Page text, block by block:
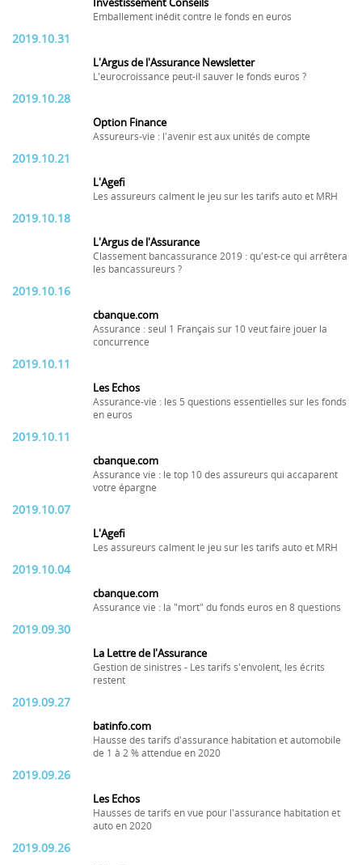
Investissement Conseils
Emballement inédit contre le fonds en euros
2019.10.31
L'Argus de l'Assurance Newsletter
L'eurocroissance peut-il sauver le fonds euros ?
2019.10.28
Option Finance
Assureurs-vie : l'avenir est aux unités de compte
2019.10.21
L'Agefi
Les assureurs calment le jeu sur les tarifs auto et MRH
2019.10.18
L'Argus de l'Assurance
Classement bancassurance 2019 : qu'est-ce qui arrêtera
les bancassureurs ?
2019.10.16
cbanque.com
Assurance : seul 1 Français sur 10 veut faire jouer la
concurrence
2019.10.11
Les Echos
Assurance-vie : les 5 questions essentielles sur les fonds
en euros
2019.10.11
cbanque.com
Assurance vie : le top 10 des assureurs qui accaparent
votre épargne
2019.10.07
L'Agefi
Les assureurs calment le jeu sur les tarifs auto et MRH
2019.10.04
cbanque.com
Assurance vie : la "mort" du fonds euros en 8 questions
2019.09.30
La Lettre de l'Assurance
Gestion de sinistres - Les tarifs s'envolent, les écrits
restent
2019.09.27
batinfo.com
Hausse des tarifs d'assurance habitation et automobile
de 1 à 2 % attendue en 2020
2019.09.26
Les Echos
Hausses de tarifs en vue pour l'assurance habitation et
auto en 2020
2019.09.26